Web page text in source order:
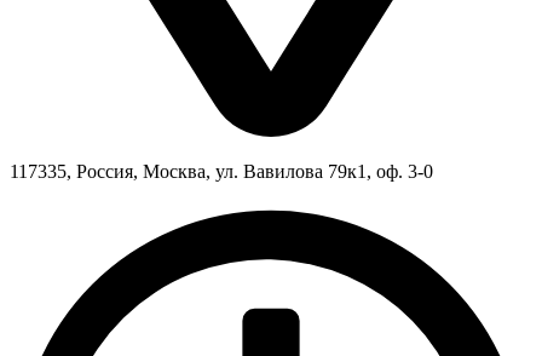
117335, Россия, Москва, ул. Вавилова 79к1, оф. 3-0